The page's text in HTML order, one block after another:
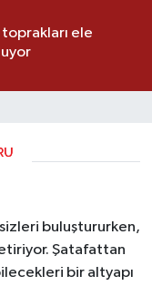
ele
buluştururken,
Şatafattan
bir altyapı